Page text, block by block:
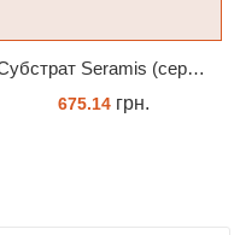
Субстрат Seramis (серамис) для орхідей 7 л заводське пакування
675.14грн.